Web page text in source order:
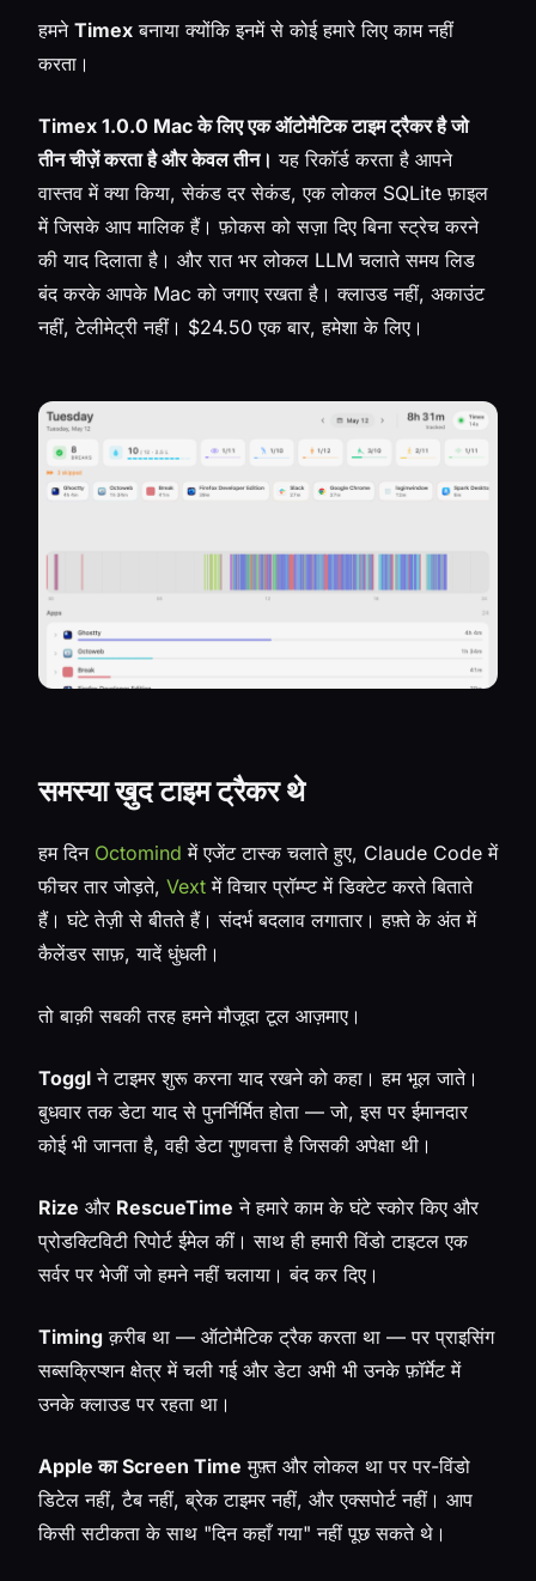
हमने Timex बनाया क्योंकि इनमें से कोई हमारे लिए काम नहीं
करता।
Timex 1.0.0 Mac के लिए एक ऑटोमैटिक टाइम ट्रैकर है जो
तीन चीज़ें करता है और केवल तीन। यह रिकॉर्ड करता है आपने
वास्तव में क्या किया, सेकंड दर सेकंड, एक लोकल SQLite फ़ाइल
में जिसके आप मालिक हैं। फ़ोकस को सज़ा दिए बिना स्ट्रेच करने
की याद दिलाता है। और रात भर लोकल LLM चलाते समय लिड
बंद करके आपके Mac को जगाए रखता है। क्लाउड नहीं, अकाउंट
नहीं, टेलीमेट्री नहीं। $24.50 एक बार, हमेशा के लिए।
समस्या ख़ुद टाइम ट्रैकर थे
हम दिन Octomind में एजेंट टास्क चलाते हुए, Claude Code में
फीचर तार जोड़ते, Vext में विचार प्रॉम्प्ट में डिक्टेट करते बिताते
हैं। घंटे तेज़ी से बीतते हैं। संदर्भ बदलाव लगातार। हफ़्ते के अंत में
कैलेंडर साफ़, यादें धुंधली।
तो बाक़ी सबकी तरह हमने मौजूदा टूल आज़माए।
Toggl ने टाइमर शुरू करना याद रखने को कहा। हम भूल जाते।
बुधवार तक डेटा याद से पुनर्निर्मित होता — जो, इस पर ईमानदार
कोई भी जानता है, वही डेटा गुणवत्ता है जिसकी अपेक्षा थी।
Rize और RescueTime ने हमारे काम के घंटे स्कोर किए और
प्रोडक्टिविटी रिपोर्ट ईमेल कीं। साथ ही हमारी विंडो टाइटल एक
सर्वर पर भेजीं जो हमने नहीं चलाया। बंद कर दिए।
Timing क़रीब था — ऑटोमैटिक ट्रैक करता था — पर प्राइसिंग
सब्सक्रिप्शन क्षेत्र में चली गई और डेटा अभी भी उनके फ़ॉर्मेट में
उनके क्लाउड पर रहता था।
Apple का Screen Time मुफ़्त और लोकल था पर पर-विंडो
डिटेल नहीं, टैब नहीं, ब्रेक टाइमर नहीं, और एक्सपोर्ट नहीं। आप
किसी सटीकता के साथ "दिन कहाँ गया" नहीं पूछ सकते थे।